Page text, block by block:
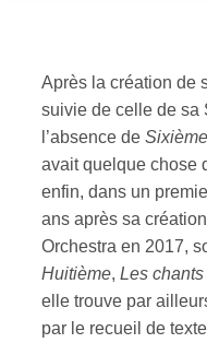
Après la création de
suivie de celle de sa
l’absence de Sixième
avait quelque chose
enfin, dans un
ans après sa
Orchestra en 2017,
Huitième, Les chants
elle trouve par
par le recueil de